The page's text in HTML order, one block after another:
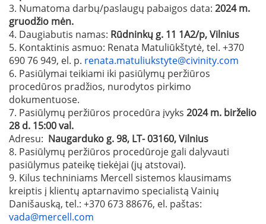
3. Numatoma darbų/paslaugų pabaigos data: 2024 m.
gruodžio mėn.
4. Daugiabutis namas: Rūdninkų g. 11 1A2/p,Vilnius
5. Kontaktinis asmuo: Renata Matuliūkštytė, tel. +370
690 76 949, el. p. renata.matuliukstyte@civinity.com
6. Pasiūlymai teikiami iki pasiūlymų peržiūros
procedūros pradžios, nurodytos pirkimo
dokumentuose.
7. Pasiūlymų peržiūros procedūra įvyks 2024 m. birželio
28 d. 15:00 val.
Adresu: Naugarduko g. 98, LT- 03160, Vilnius
8. Pasiūlymų peržiūros procedūroje gali dalyvauti
pasiūlymus pateikę tiekėjai (jų atstovai).
9. Kilus techniniams Mercell sistemos klausimams
kreiptis į klientų aptarnavimo specialistą Vainių
Danišauską, tel.: +370 673 88676, el. paštas:
vada@mercell.com